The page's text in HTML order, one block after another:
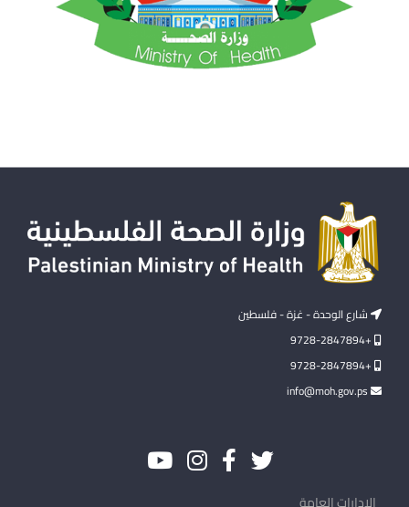
شارع الوحدة - غزة - فلسطين
+9728-2847894
+9728-2847894